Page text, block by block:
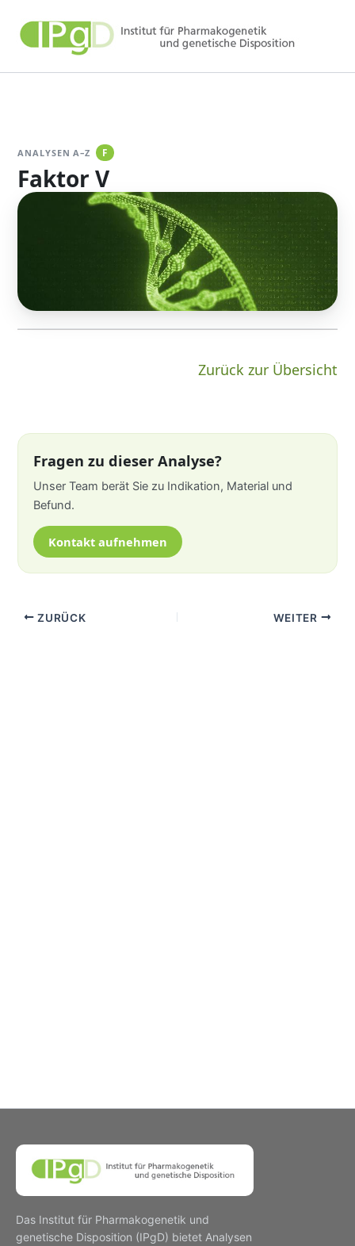
Inhalt
springen
ANALYSEN A–Z F
Faktor V
Zurück zur Übersicht
Fragen zu dieser Analyse?
Unser Team berät Sie zu Indikation, Material und
Befund.
Kontakt aufnehmen
ZURÜCK WEITER
Das Institut für Pharmakogenetik und
genetische Disposition (IPgD) bietet Analysen